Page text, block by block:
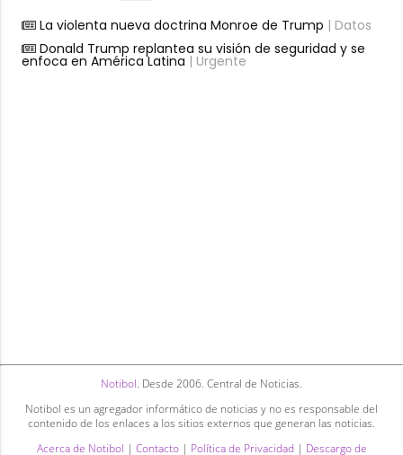
La violenta nueva doctrina Monroe de Trump | Datos
Donald Trump replantea su visión de seguridad y se
enfoca en América Latina | Urgente
Notibol. Desde 2006. Central de Noticias.
Notibol es un agregador informático de noticias y no es responsable del
contenido de los enlaces a los sitios externos que generan las noticias.
Acerca de Notibol | Contacto| Política de Privacidad | Descargo de